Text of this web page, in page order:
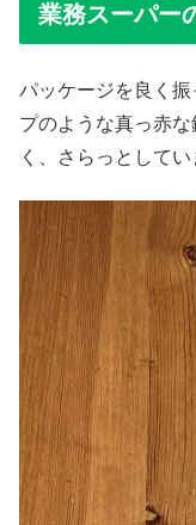
業務スーパー
パッケージを良く
プのような真っ赤
く、さらっとしてい